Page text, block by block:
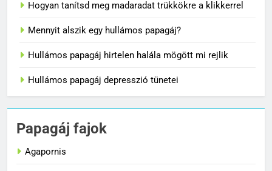
Hogyan tanítsd meg madaradat trükkökre a klikkerrel
Mennyit alszik egy hullámos papagáj?
Hullámos papagáj hirtelen halála mögött mi rejlik
Hullámos papagáj depresszió tünetei
Papagáj fajok
Agapornis